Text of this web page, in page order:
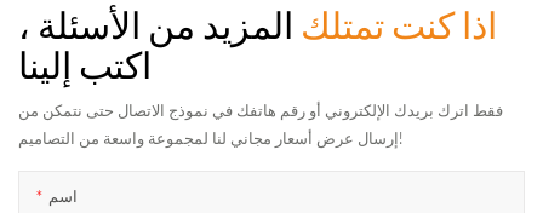
اذا كنت تمتلك المزيد من الأسئلة ،
اكتب إلينا
فقط اترك بريدك الإلكتروني أو رقم هاتفك في نموذج الاتصال حتى نتمكن من
إرسال عرض أسعار مجاني لنا لمجموعة واسعة من التصاميم!
اسم